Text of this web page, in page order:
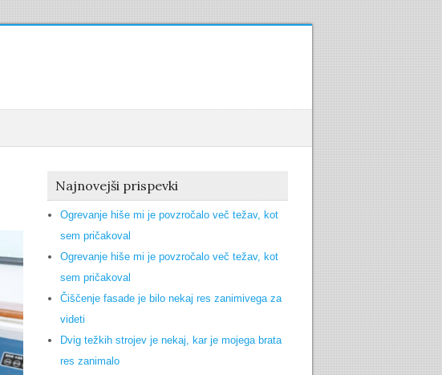
Najnovejši prispevki
Ogrevanje hiše mi je povzročalo več težav, kot
sem pričakoval
Ogrevanje hiše mi je povzročalo več težav, kot
sem pričakoval
Čiščenje fasade je bilo nekaj res zanimivega za
videti
Dvig težkih strojev je nekaj, kar je mojega brata
res zanimalo